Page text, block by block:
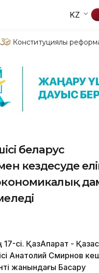
KZ
Конституциялық
беларус
кездесуде
сі. ҚазАқпарат -
Анатолий Смирнов
жанындағы Басқару